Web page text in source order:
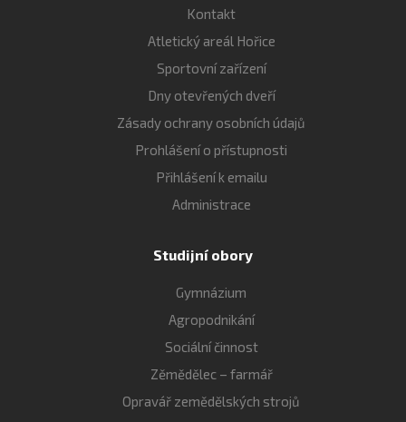
Kontakt
Atletický areál Hořice
Sportovní zařízení
Dny otevřených dveří
Zásady ochrany osobních údajů
Prohlášení o přístupnosti
Přihlášení k emailu
Administrace
Studijní obory
Gymnázium
Agropodnikání
Sociální činnost
Zěmědělec – farmář
Opravář zemědělských strojů